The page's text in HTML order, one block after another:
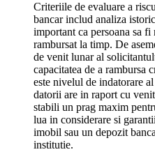
Criteriile de evaluare a
bancar includ analiza
important ca persoana sa
rambursat la timp. De
de venit lunar al
capacitatea de a
este nivelul de indatorare
datorii are in raport cu
stabili un prag maxim
lua in considerare si
imobil sau un depozit
institutie.